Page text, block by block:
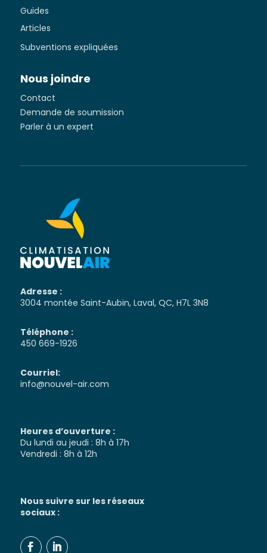
Guides
Articles
Subventions expliquées
Nous joindre
Contact
Demande de soumission
Parler à un expert
Adresse :
3004 montée Saint-Aubin, Laval, QC, H7L 3N8
Téléphone :
450 669-1926
Courriel:
info@nouvel-air.com
Heures d’ouverture :
Du lundi au jeudi : 8h à 17h
Vendredi : 8h à 12h
Nous suivre sur les réseaux
sociaux :